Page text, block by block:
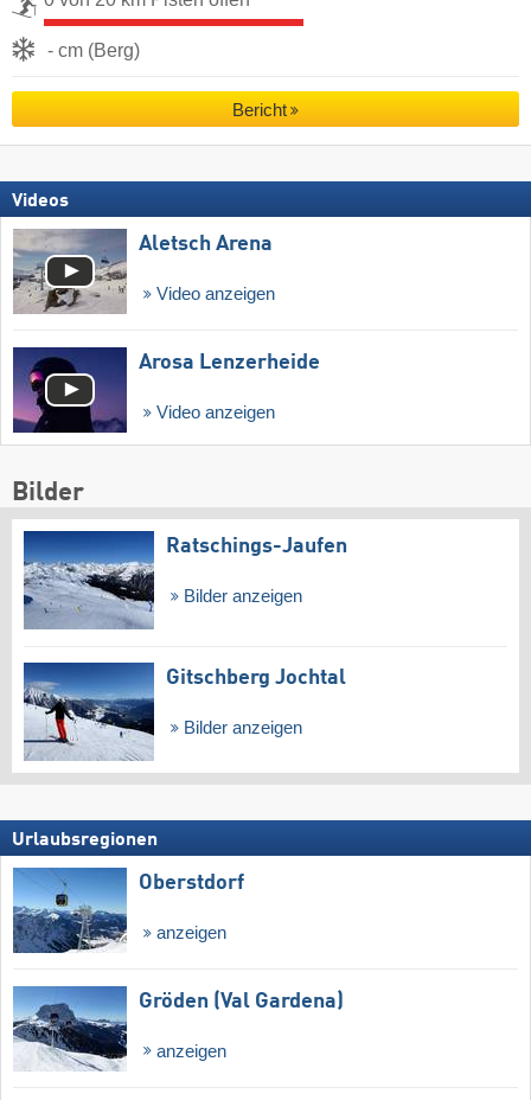
- cm (Berg)
Bericht
Videos
Aletsch Arena
Video anzeigen
Arosa Lenzerheide
Video anzeigen
Bilder
Ratschings-Jaufen
Bilder anzeigen
Gitschberg Jochtal
Bilder anzeigen
Urlaubsregionen
Oberstdorf
anzeigen
Gröden (Val Gardena)
anzeigen